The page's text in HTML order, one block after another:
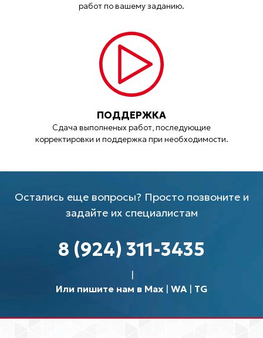
работ по вашему заданию.
ПОДДЕРЖКА
Сдача выполненых работ, последующие
корректировки и поддержка при необходимости.
Остались еще вопросы? Просто позвоните и
задайте их специалистам
8 (924) 311-3435
Или пишите нам в Max| WA| TG